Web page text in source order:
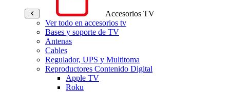
Accesorios TV
Ver todo en accesorios tv
Bases y soporte de TV
Antenas
Cables
Regulador, UPS y Multitoma
Reproductores Contenido Digital
Apple TV
Roku